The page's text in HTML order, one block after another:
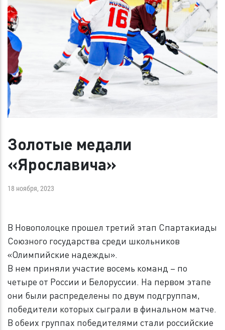
Золотые медали
«Ярославича»
18 ноября, 2023
В Новополоцке прошел третий этап Спартакиады
Союзного государства среди школьников
«Олимпийские надежды».
В нем приняли участие восемь команд – по
четыре от России и Белоруссии. На первом этапе
они были распределены по двум подгруппам,
победители которых сыграли в финальном матче.
В обеих группах победителями стали российские